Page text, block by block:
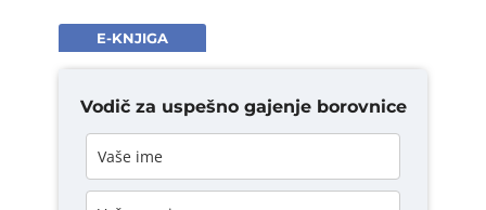
E-KNJIGA
Vodič za uspešno gajenje borovnice